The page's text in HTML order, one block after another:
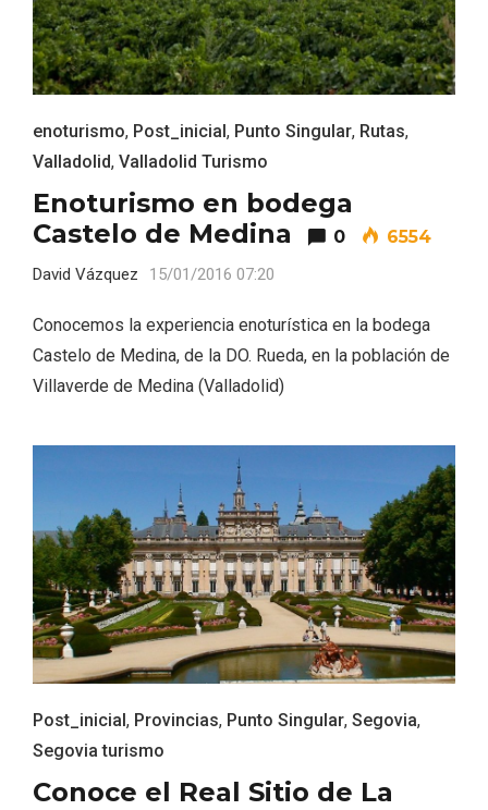
enoturismo, Post_inicial , Punto Singular, Rutas,
Valladolid, Valladolid Turismo
Enoturismo en bodega
Castelo de Medina
0 6554
David Vázquez 15/01/2016 07:20
Conocemos la experiencia enoturística en la bodega
Castelo de Medina, de la DO. Rueda, en la población de
Villaverde de Medina (Valladolid)
Post_inicial, Provincias, Punto Singular, Segovia,
Segovia turismo
Conoce el Real Sitio de La
Enoturismo visitando la Bodega Museo
La Olmilla, en Peñafiel
Paseo nocturno por Valladolid